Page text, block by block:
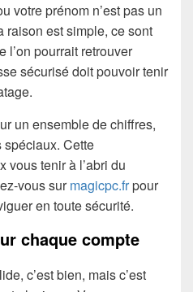
votre prénom n’est pas un
raison est simple, ce sont
l’on pourrait retrouver
sécurisé doit pouvoir tenir
un ensemble de chiffres,
spéciaux. Cette
vous tenir à l’abri du
vous surmagicpc.frpour
en toute sécurité.
chaque compte
c’est bien, mais c’est